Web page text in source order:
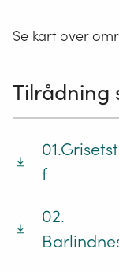
Se kart over
Tilrådning
f
02.